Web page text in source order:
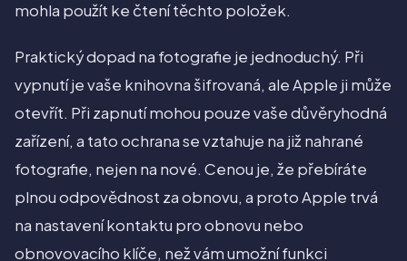
mohla použít ke čtení těchto položek.
Praktický dopad na fotografie je jednoduchý. Při
vypnutí je vaše knihovna šifrovaná, ale Apple ji může
otevřít. Při zapnutí mohou pouze vaše důvěryhodná
zařízení, a tato ochrana se vztahuje na již nahrané
fotografie, nejen na nové. Cenou je, že přebíráte
plnou odpovědnost za obnovu, a proto Apple trvá
na nastavení kontaktu pro obnovu nebo
obnovovacího klíče, než vám umožní funkci